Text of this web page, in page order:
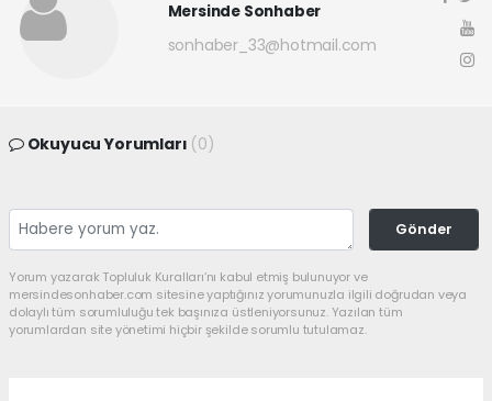
Mersinde Sonhaber
sonhaber_33@hotmail.com
Okuyucu Yorumları (0)
Gönder
Yorum yazarak Topluluk Kuralları’nı kabul etmiş bulunuyor ve
mersindesonhaber.com sitesine yaptığınız yorumunuzla ilgili doğrudan veya
dolaylı tüm sorumluluğu tek başınıza üstleniyorsunuz. Yazılan tüm
yorumlardan site yönetimi hiçbir şekilde sorumlu tutulamaz.